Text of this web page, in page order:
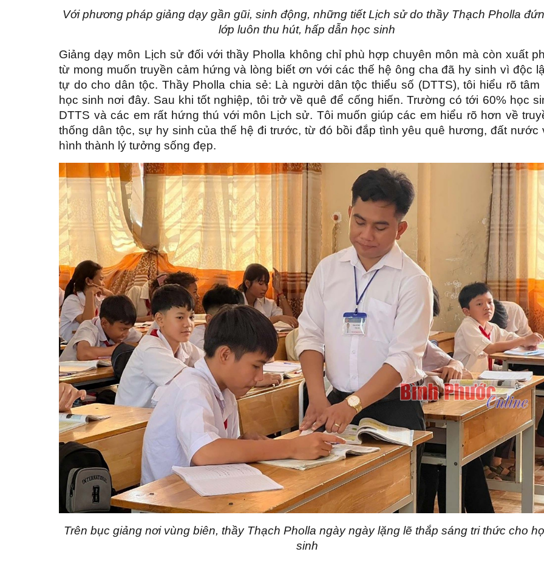
Với phương pháp giảng dạy gần gũi, sinh động, những tiết Lịch sử do thầy Thạch Pholla
lớp luôn thu hút, hấp dẫn học sinh
Giảng dạy môn Lịch sử đối với thầy Pholla không chỉ phù hợp chuyên môn mà còn xuất
từ mong muốn truyền cảm hứng và lòng biết ơn với các thế hệ ông cha đã hy sinh vì độc
tự do cho dân tộc. Thầy Pholla chia sẻ: Là người dân tộc thiểu số (DTTS), tôi hiểu rõ tâm
học sinh nơi đây. Sau khi tốt nghiệp, tôi trở về quê để cống hiến. Trường có tới 60% học
DTTS và các em rất hứng thú với môn Lịch sử. Tôi muốn giúp các em hiểu rõ hơn về
thống dân tộc, sự hy sinh của thế hệ đi trước, từ đó bồi đắp tình yêu quê hương, đất nước
hình thành lý tưởng sống đẹp.
Trên bục giảng nơi vùng biên, thầy Thạch Pholla ngày ngày lặng lẽ thắp sáng tri thức cho
sinh